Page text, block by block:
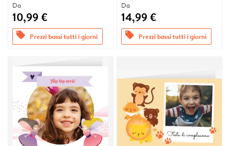
Da
10,99 €
offers Prezzi bassi tutti i giorni
Da
14,99 €
offers Prezzi bassi tutti i giorni